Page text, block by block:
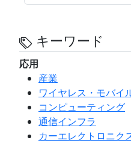
キーワード
応用
産業
ワイヤレス・モバイ
コンピューティング
通信インフラ
カーエレクトロニク